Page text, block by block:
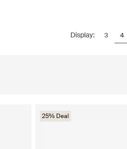
Display: 3 4
25% Deal